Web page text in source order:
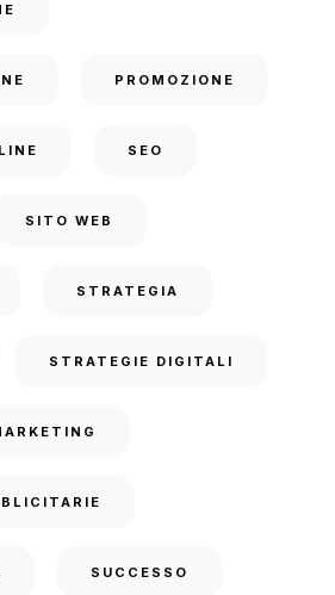
PROMOZIONE
SEO
SITO WEB
STRATEGIA
STRATEGIE DIGITALI
SUCCESSO